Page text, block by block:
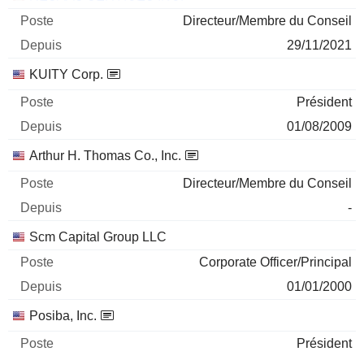
Directeur/Membre du Conseil
29/11/2021
KUITY Corp.
Président
01/08/2009
Arthur H. Thomas Co., Inc.
Directeur/Membre du Conseil
-
Scm Capital Group LLC
Corporate Officer/Principal
01/01/2000
Posiba, Inc.
Président